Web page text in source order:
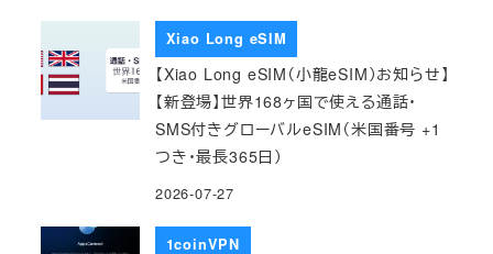
Xiao Long eSIM
【Xiao Long eSIM（小龍eSIM）お知らせ】
【新登場】世界168ヶ国で使える通話・
SMS付きグローバルeSIM（米国番号 +1
つき・最長365日）
2026-07-27
1coinVPN